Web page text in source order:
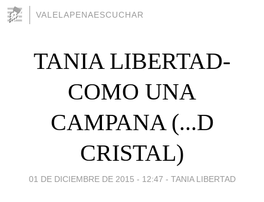
VALELAPENAESCUCHAR
TANIA LIBERTAD-
COMO UNA
CAMPANA (...D
CRISTAL)
01 DE DICIEMBRE DE 2015 - 12:47 - TANIA LIBERTAD